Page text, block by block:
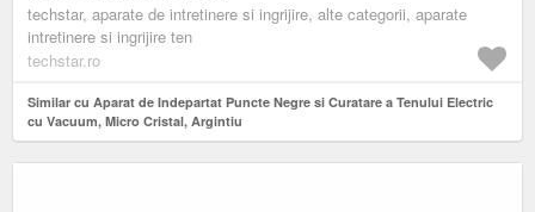
techstar, aparate de intretinere si ingrijire, alte categorii, aparate
intretinere si ingrijire ten
techstar.ro
Similar cu Aparat de Indepartat Puncte Negre si Curatare a Tenului Electric
cu Vacuum, Micro Cristal, Argintiu